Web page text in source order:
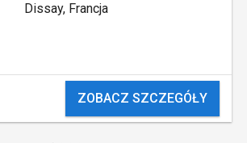
Dissay, Francja
ZOBACZ SZCZEGÓŁY